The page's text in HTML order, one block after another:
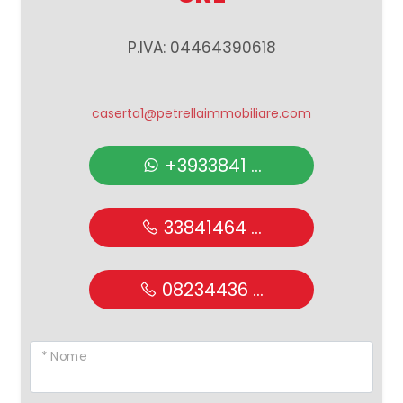
P.IVA: 04464390618
caserta1@petrellaimmobiliare.com
+3933841 ...
33841464 ...
08234436 ...
* Nome
Balcone/Terrazzo
Arredato
Nuova costruzione
Lusso